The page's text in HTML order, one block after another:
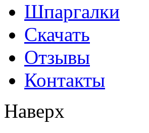
Шпаргалки
Скачать
Отзывы
Контакты
Наверх